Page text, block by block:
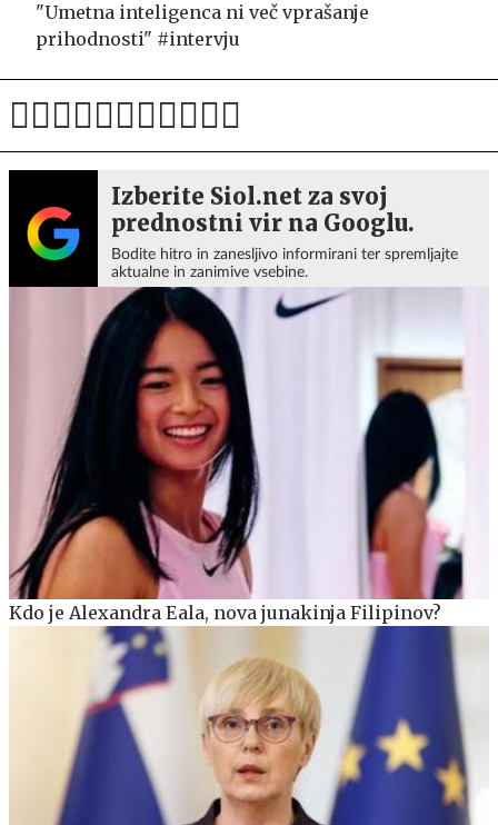
"Umetna inteligenca ni več vprašanje
prihodnosti" #intervju
Izberite Siol.net za svoj
prednostni vir na Googlu.
Bodite hitro in zanesljivo informirani ter spremljajte
aktualne in zanimive vsebine.
Kdo je Alexandra Eala, nova junakinja Filipinov?